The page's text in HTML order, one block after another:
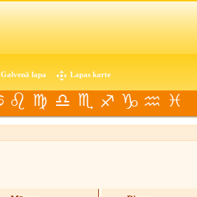
Galvenā lapa Lapas karte